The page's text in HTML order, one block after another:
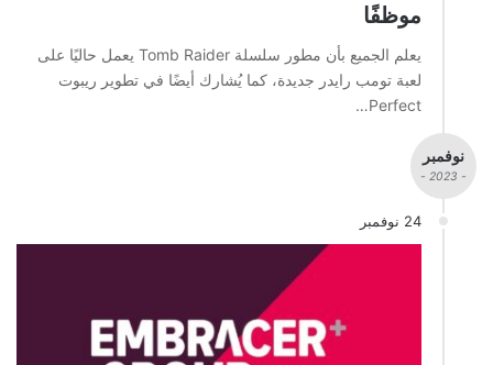
موظفًا
يعلم الجميع بأن مطور سلسلة Tomb Raider يعمل حاليًا على
لعبة تومب رايدر جديدة، كما يُشارك أيضًا في تطوير ريبوت
Perfect…
نوفمبر
- 2023 -
24 نوفمبر